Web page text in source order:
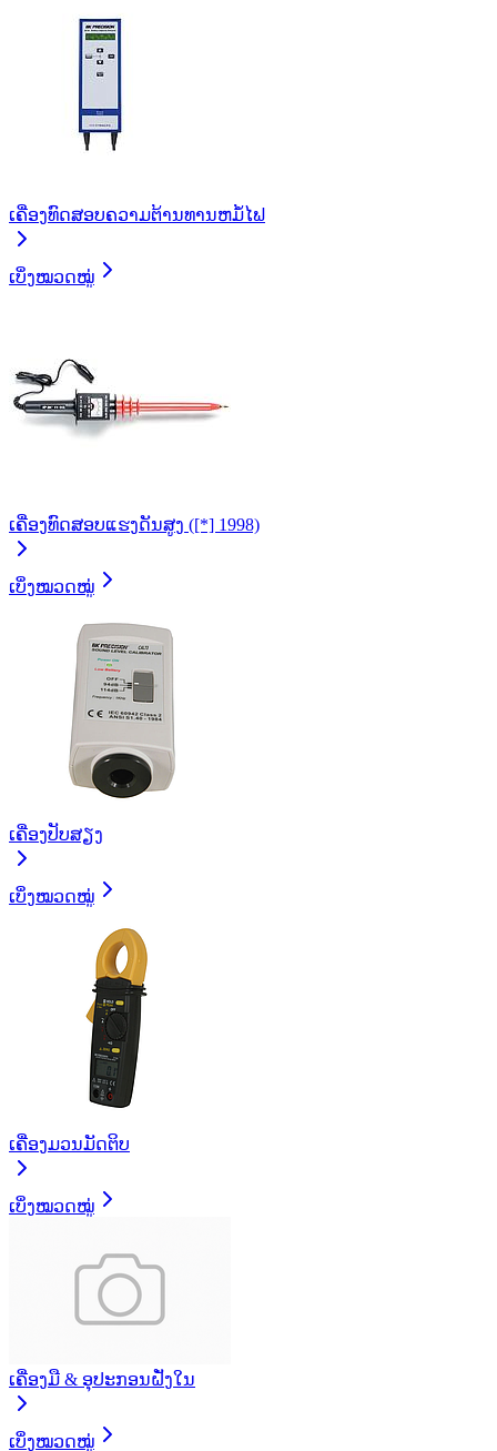
ເຄື່ອງທົດສອບຄວາມຕ້ານທານຫມໍ້ໄຟ
ເບິ່ງໝວດໝູ່
ເຄື່ອງທົດສອບແຮງດັນສູງ ([*] 1998)
ເບິ່ງໝວດໝູ່
ເຄື່ອງປັບສຽງ
ເບິ່ງໝວດໝູ່
ເຄື່ອງມວນມັດຕິບ
ເບິ່ງໝວດໝູ່
ເຄື່ອງມື & ອຸປະກອນຝັ່ງໃນ
ເບິ່ງໝວດໝູ່